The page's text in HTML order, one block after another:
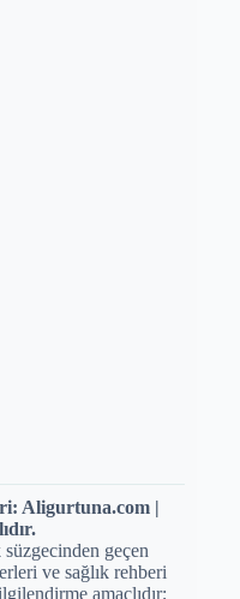
Aligurtuna.com |
geçen
ve sağlık rehberi
amaçlıdır;